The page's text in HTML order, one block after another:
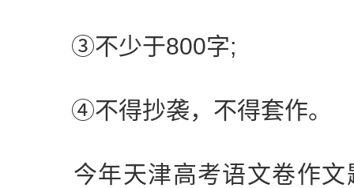
③不少于800字;
④不得抄袭，不得套作。
今年天津高考语文卷作文